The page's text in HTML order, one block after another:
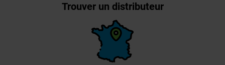
Trouver un distributeur